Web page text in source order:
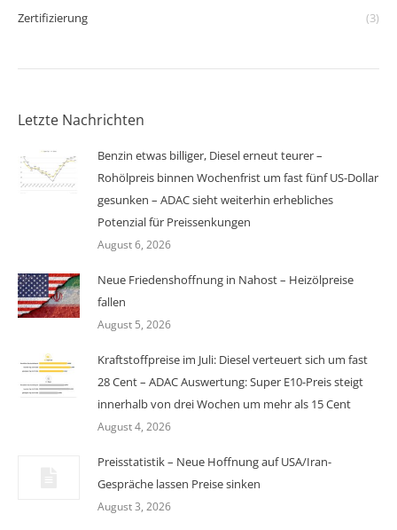
Zertifizierung
(3)
Letzte Nachrichten
Benzin etwas billiger, Diesel erneut teurer –
Rohölpreis binnen Wochenfrist um fast fünf US-Dollar
gesunken – ADAC sieht weiterhin erhebliches
Potenzial für Preissenkungen
August 6, 2026
Neue Friedenshoffnung in Nahost – Heizölpreise
fallen
August 5, 2026
Kraftstoffpreise im Juli: Diesel verteuert sich um fast
28 Cent – ADAC Auswertung: Super E10-Preis steigt
innerhalb von drei Wochen um mehr als 15 Cent
August 4, 2026
Preisstatistik – Neue Hoffnung auf USA/Iran-
Gespräche lassen Preise sinken
August 3, 2026